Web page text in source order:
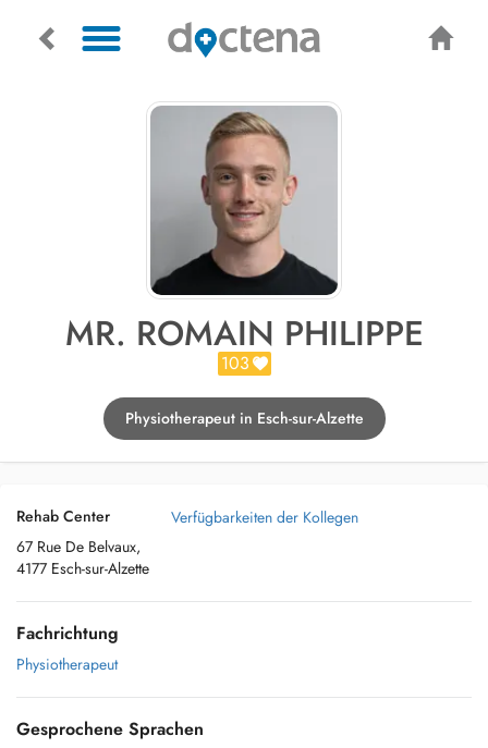
MR. ROMAIN PHILIPPE
103
Physiotherapeut in Esch-sur-Alzette
Rehab Center
67 Rue De Belvaux,
4177 Esch-sur-Alzette
Verfügbarkeiten der Kollegen
Fachrichtung
Physiotherapeut
Gesprochene Sprachen